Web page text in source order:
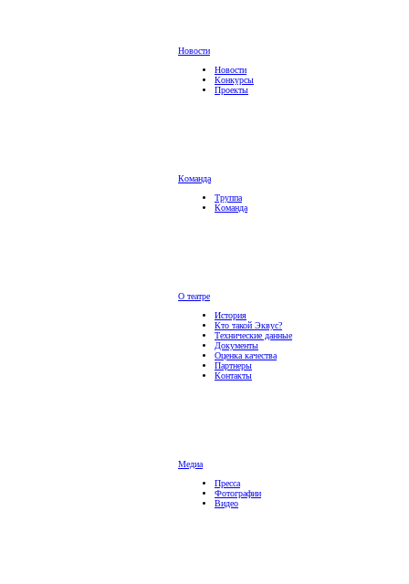
Новости
Новости
Конкурсы
Проекты
Команда
Труппа
Команда
О театре
История
Кто такой Эквус?
Технические данные
Документы
Оценка качества
Партнеры
Контакты
Медиа
Пресса
Фотографии
Видео